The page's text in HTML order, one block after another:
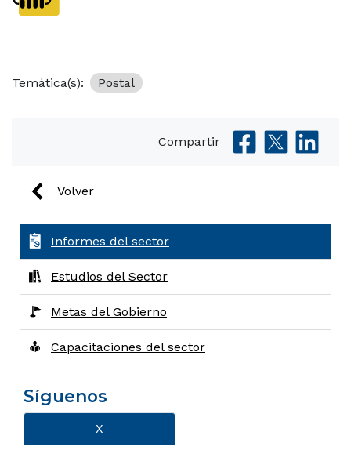
Temática(s): Postal
Compartir
Volver
Informes del sector
Estudios del Sector
Metas del Gobierno
Capacitaciones del sector
Síguenos
X